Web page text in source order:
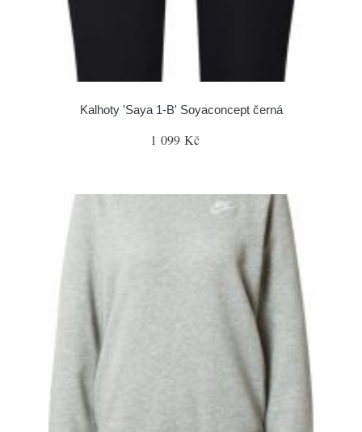
Kalhoty 'Saya 1-B' Soyaconcept černá
1 099 Kč